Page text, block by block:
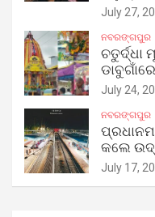
July 27,
ନବରଙ୍ଗପୁର
ଚତୁର୍ଦ୍ଧା
July 24,
ନବରଙ୍ଗପୁର
କଲେ
July 17,